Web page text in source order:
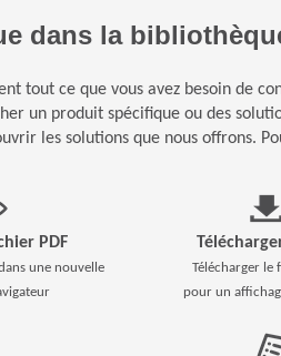
dans la
tout ce que vous avez besoin de
un produit spécifique ou des
les solutions que nous offrons.
PDF
une nouvelle
Télécharger le
pour un